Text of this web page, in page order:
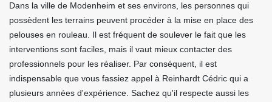
Dans la ville de Modenheim et ses environs, les personnes qui
possèdent les terrains peuvent procéder à la mise en place des
pelouses en rouleau. Il est fréquent de soulever le fait que les
interventions sont faciles, mais il vaut mieux contacter des
professionnels pour les réaliser. Par conséquent, il est
indispensable que vous fassiez appel à Reinhardt Cédric qui a
plusieurs années d'expérience. Sachez qu'il respecte aussi les